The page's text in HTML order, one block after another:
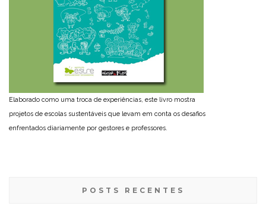
Elaborado como uma troca de experiências, este livro mostra
projetos de escolas sustentáveis que levam em conta os desafios
enfrentados diariamente por gestores e professores.
POSTS RECENTES